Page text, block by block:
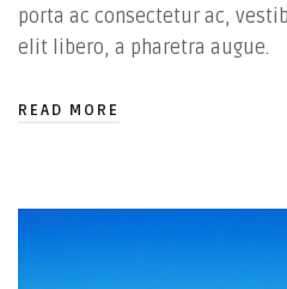
porta ac consectetur ac,
elit libero, a pharetra augue.
READ MORE